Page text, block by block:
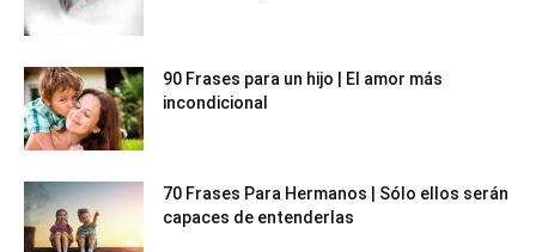
90 Frases para un hijo | El amor más
incondicional
70 Frases Para Hermanos | Sólo ellos serán
capaces de entenderlas